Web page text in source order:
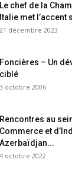
Le chef de la
Italie met l’accent
21 décembre 2023
Foncières – Un
ciblé
3 octobre 2006
Rencontres au
Commerce et
Azerbaïdjan...
4 octobre 2022